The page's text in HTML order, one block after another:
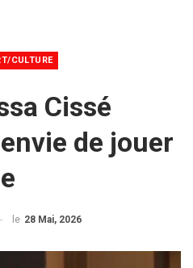
CULTURE
Cissé
de jouer
le 28 Mai, 2026